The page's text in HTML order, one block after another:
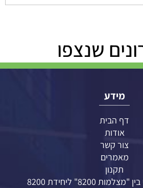
שנצפו
מידע
דף הבית
אודות
צור קשר
מאמרים
תקנון
8200" ליחידת 8200